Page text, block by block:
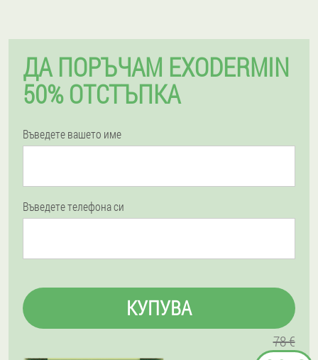
ДА ПОРЪЧАМ EXODERMIN
50% ОТСТЪПКА
Въведете вашето име
Въведете телефона си
КУПУВА
78 €